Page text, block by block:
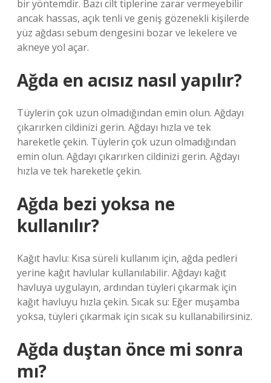
bir yöntemdir. Bazı cilt tiplerine zarar vermeyebilir
ancak hassas, açık tenli ve geniş gözenekli kişilerde
yüz ağdası sebum dengesini bozar ve lekelere ve
akneye yol açar.
Ağda en acısız nasıl yapılır?
Tüylerin çok uzun olmadığından emin olun. Ağdayı
çıkarırken cildinizi gerin. Ağdayı hızla ve tek
hareketle çekin. Tüylerin çok uzun olmadığından
emin olun. Ağdayı çıkarırken cildinizi gerin. Ağdayı
hızla ve tek hareketle çekin.
Ağda bezi yoksa ne
kullanılır?
Kağıt havlu: Kısa süreli kullanım için, ağda pedleri
yerine kağıt havlular kullanılabilir. Ağdayı kağıt
havluya uygulayın, ardından tüyleri çıkarmak için
kağıt havluyu hızla çekin. Sıcak su: Eğer muşamba
yoksa, tüyleri çıkarmak için sıcak su kullanabilirsiniz.
Ağda duştan önce mi sonra
mı?